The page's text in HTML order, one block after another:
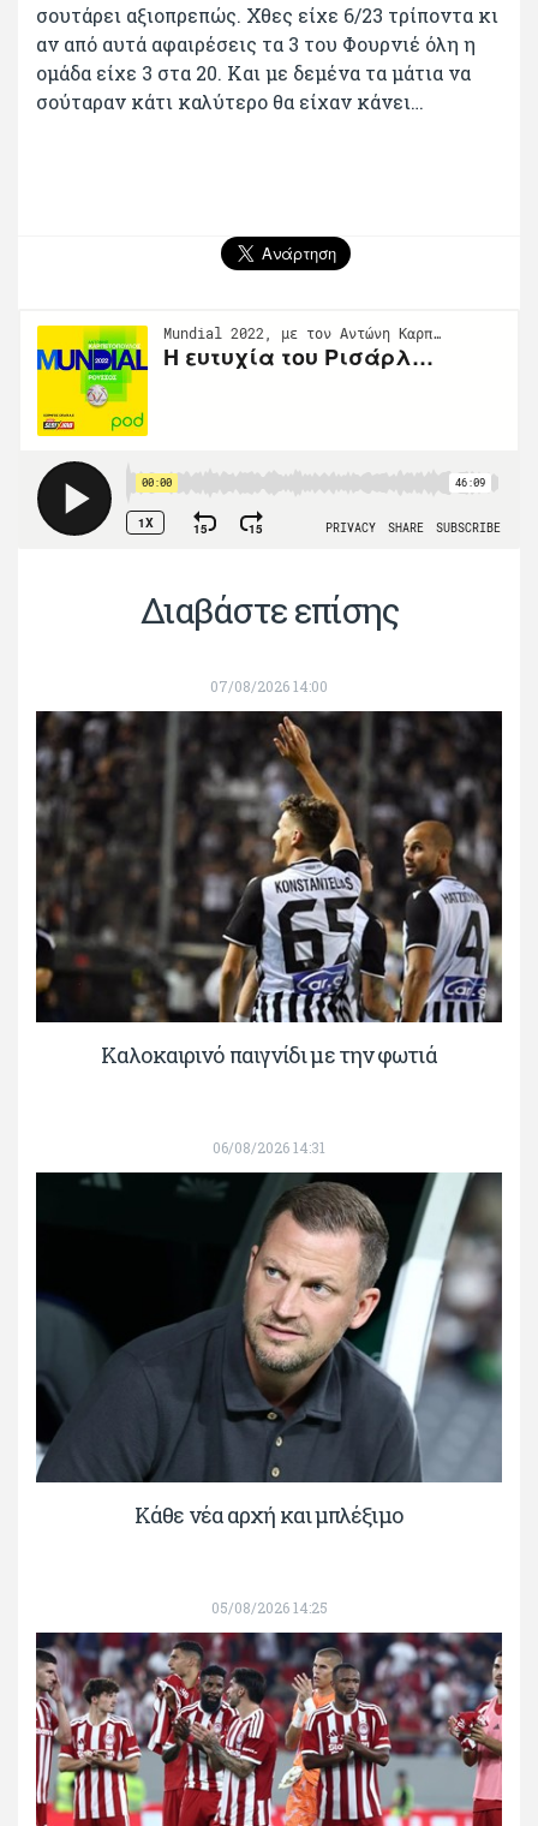
σουτάρει αξιοπρεπώς. Χθες είχε 6/23 τρίποντα κι
αν από αυτά αφαιρέσεις τα 3 του Φουρνιέ όλη η
ομάδα είχε 3 στα 20. Και με δεμένα τα μάτια να
σούταραν κάτι καλύτερο θα είχαν κάνει…
Διαβάστε επίσης
07/08/2026 14:00
Καλοκαιρινό παιγνίδι με την φωτιά
06/08/2026 14:31
Κάθε νέα αρχή και μπλέξιμο
05/08/2026 14:25